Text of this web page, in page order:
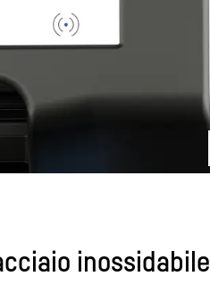
inossidabile